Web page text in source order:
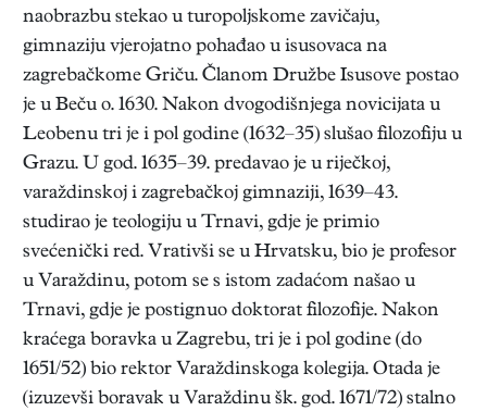
naobrazbu stekao u turopoljskome zavičaju,
gimnaziju vjerojatno pohađao u isusovaca na
zagrebačkome Griču. Članom Družbe Isusove postao
je u Beču o. 1630. Nakon dvogodišnjega novicijata u
Leobenu tri je i pol godine (1632–35) slušao filozofiju u
Grazu. U god. 1635–39. predavao je u riječkoj,
varaždinskoj i zagrebačkoj gimnaziji, 1639–43.
studirao je teologiju u Trnavi, gdje je primio
svećenički red. Vrativši se u Hrvatsku, bio je profesor
u Varaždinu, potom se s istom zadaćom našao u
Trnavi, gdje je postignuo doktorat filozofije. Nakon
kraćega boravka u Zagrebu, tri je i pol godine (do
1651/52) bio rektor Varaždinskoga kolegija. Otada je
(izuzevši boravak u Varaždinu šk. god. 1671/72) stalno